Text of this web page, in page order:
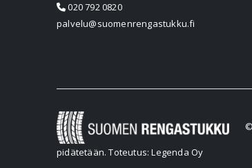
020 792 0820
palvelu@suomenrengastukku.fi
pidätetään.Toteutus: Legenda Oy